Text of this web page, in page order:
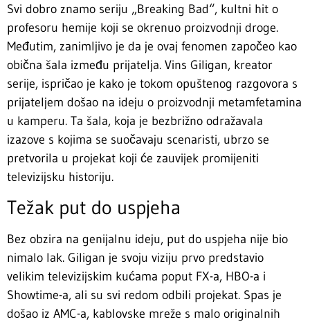
Svi dobro znamo seriju „Breaking Bad“, kultni hit o
profesoru hemije koji se okrenuo proizvodnji droge.
Međutim, zanimljivo je da je ovaj fenomen započeo kao
obična šala između prijatelja. Vins Giligan, kreator
serije, ispričao je kako je tokom opuštenog razgovora s
prijateljem došao na ideju o proizvodnji metamfetamina
u kamperu. Ta šala, koja je bezbrižno odražavala
izazove s kojima se suočavaju scenaristi, ubrzo se
pretvorila u projekat koji će zauvijek promijeniti
televizijsku historiju.
Težak put do uspjeha
Bez obzira na genijalnu ideju, put do uspjeha nije bio
nimalo lak. Giligan je svoju viziju prvo predstavio
velikim televizijskim kućama poput FX-a, HBO-a i
Showtime-a, ali su svi redom odbili projekat. Spas je
došao iz AMC-a, kablovske mreže s malo originalnih